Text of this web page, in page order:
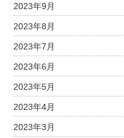
2023年9月
2023年8月
2023年7月
2023年6月
2023年5月
2023年4月
2023年3月